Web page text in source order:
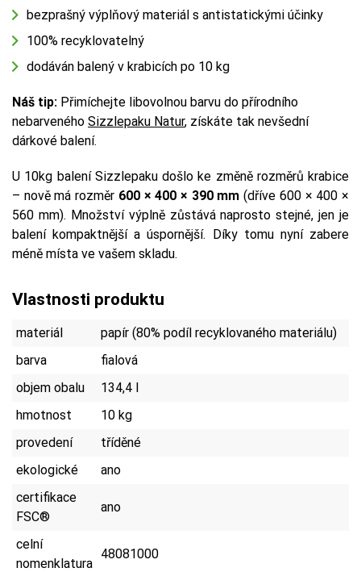
bezprašný výplňový materiál s antistatickými účinky
100% recyklovatelný
dodáván balený v krabicích po 10 kg
Náš tip: Přimíchejte libovolnou barvu do přírodního
nebarveného Sizzlepaku Natur, získáte tak nevšední
dárkové balení.
U 10kg balení Sizzlepaku došlo ke změně rozměrů krabice
– nově má rozměr 600 × 400 × 390 mm (dříve 600 × 400 ×
560 mm). Množství výplně zůstává naprosto stejné, jen je
balení kompaktnější a úspornější. Díky tomu nyní zabere
méně místa ve vašem skladu.
Vlastnosti produktu
materiál
papír (80% podíl recyklovaného materiálu)
barva
fialová
objem obalu
134,4 l
hmotnost
10 kg
provedení
tříděné
ekologické
ano
certifikace
FSC®
ano
celní
nomenklatura
48081000